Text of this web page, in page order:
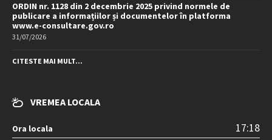
ORDIN nr. 1128 din 2 decembrie 2025 privind normele de
publicare a informațiilor și documentelor în platforma
www.e-consultare.gov.ro
31/07/2026
CITESTE MAI MULT...
VREMEA LOCALA
Ora locala 17:18